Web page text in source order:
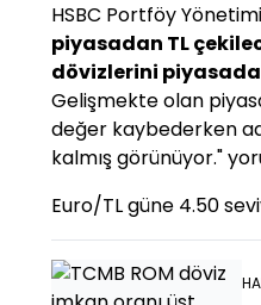
HSBC Portföy
piyasadan TL
dövizlerini
Gelişmekte olan
değer kaybederken
kalmış görünüyor."
Euro/TL güne 4.50